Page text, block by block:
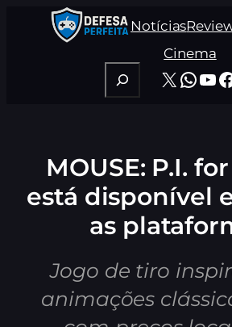
Notícias
Cinema
Pesquisar
X
MOUSE: P.I.
está disponível
as
Jogo de tiro
animações